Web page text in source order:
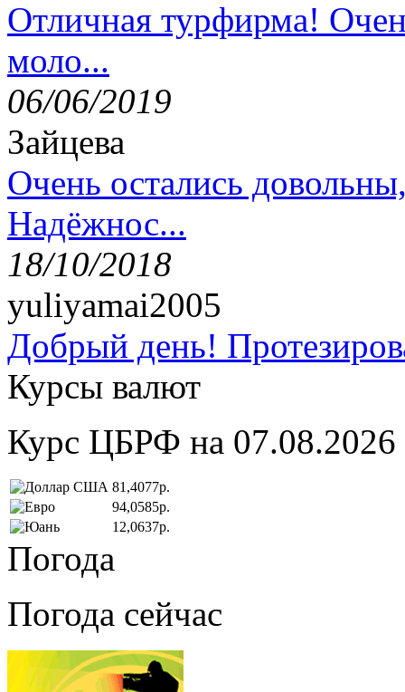
Отличная турфирма!
моло...
06/06/2019
Зайцева
Очень остались
Надёжнос...
18/10/2018
yuliyamai2005
Добрый день!
Курсы валют
Курс ЦБРФ на 07.08.2026
81,4077р.
94,0585р.
12,0637р.
Погода
Погода сейчас